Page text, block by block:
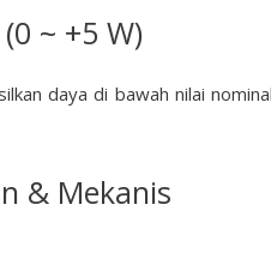
~ +5 W)
daya di bawah nilai
& Mekanis